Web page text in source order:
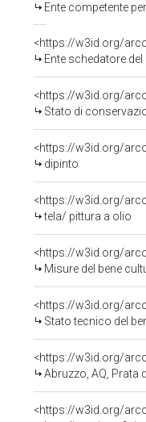
Ente competente per
<https://w3id.org/
Ente schedatore del
<https://w3id.org/
Stato di
<https://w3id.org/
dipinto
<https://w3id.org/
tela/ pittura a olio
<https://w3id.org/
Misure del bene
<https://w3id.org/
Stato tecnico del
<https://w3id.org/
Abruzzo, AQ, Prata
<https://w3id.org/